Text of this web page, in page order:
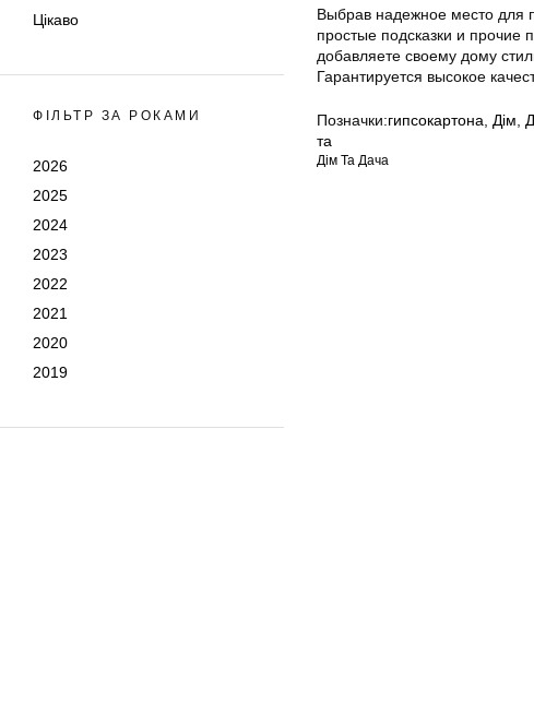
Цікаво
ФІЛЬТР ЗА РОКАМИ
2026
2025
2024
2023
2022
2021
2020
2019
Выбрав надежное место для
простые подсказки и прочие
добавляете своему дому
Гарантируется высокое
Позначки:гипсокартона Дім
та
Дім Та Дача